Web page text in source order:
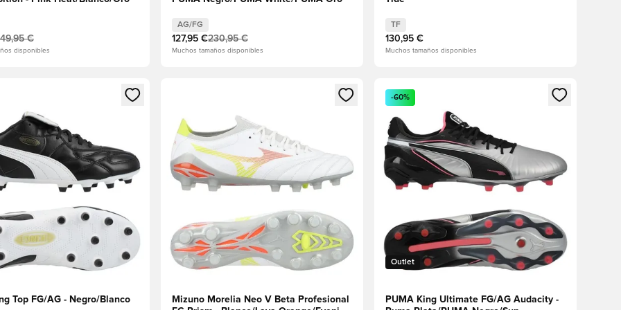
€
disponibles
AG/FG
127,95 €230,95 €
Muchos tamaños disponibles
TF
130,95 €
Muchos tamaños disponibles
para iniciar sesión o registrarse como miembro
Top FG/AG - Negro/Blanco
Abre un modal para iniciar sesión o registrarse como miembro
Mizuno Morelia Neo V Beta Profesional
Abre un modal para iniciar sesión o registrarse
Outlet
-60%
PUMA King Ultimate FG/AG Audacity -